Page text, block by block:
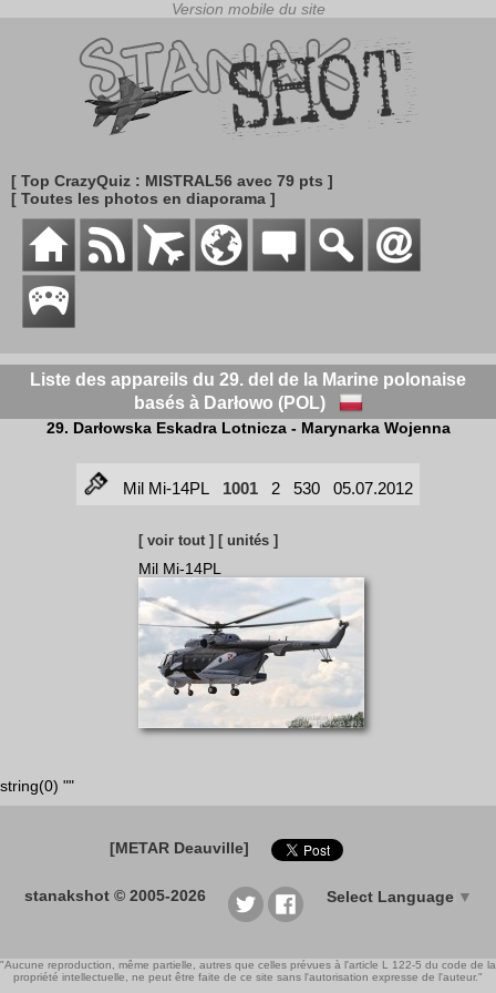
[ Top CrazyQuiz : MISTRAL56 avec 79 pts ]
[ Toutes les photos en diaporama ]
Liste des appareils du 29. del de la Marine polonaise
basés à Darłowo (POL)
29. Darłowska Eskadra Lotnicza - Marynarka Wojenna
Mil Mi-14PL 1001 2 530 05.07.2012
[ voir tout ] [ unités ]
Mil Mi-14PL
string(0) ""
[METAR Deauville]
stanakshot © 2005-2026 Select Language ▼
"Aucune reproduction, même partielle, autres que celles prévues à l'article L 122-5 du code de la
propriété intellectuelle, ne peut être faite de ce site sans l'autorisation expresse de l'auteur."